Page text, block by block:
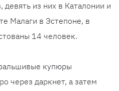
из них в Каталонии и
Малаги в Эстепоне, в
14 человек.
купюры
через даркнет, а затем